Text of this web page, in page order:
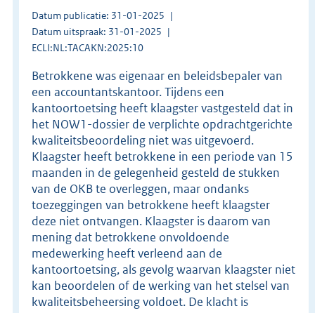
Datum publicatie: 31-01-2025
Datum uitspraak: 31-01-2025
ECLI:NL:TACAKN:2025:10
Betrokkene was eigenaar en beleidsbepaler van
een accountantskantoor. Tijdens een
kantoortoetsing heeft klaagster vastgesteld dat in
het NOW1-dossier de verplichte opdrachtgerichte
kwaliteitsbeoordeling niet was uitgevoerd.
Klaagster heeft betrokkene in een periode van 15
maanden in de gelegenheid gesteld de stukken
van de OKB te overleggen, maar ondanks
toezeggingen van betrokkene heeft klaagster
deze niet ontvangen. Klaagster is daarom van
mening dat betrokkene onvoldoende
medewerking heeft verleend aan de
kantoortoetsing, als gevolg waarvan klaagster niet
kan beoordelen of de werking van het stelsel van
kwaliteitsbeheersing voldoet. De klacht is